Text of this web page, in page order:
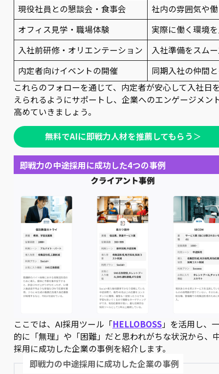
現役社員との懇談会・食事会
社内の雰囲気や
オフィス見学・職場体験
実際に働く環境
入社前研修・オリエンテーション
入社準備をスム
内定者向けイベントの開催
同期入社の仲間
これらのフォローを通じて、内定者が安心して入社日
えられるようにサポートし、企業へのエンゲージメン
高めていきましょう。
無料でAIに即戦力人材を推薦してもらう ＞
即戦力の中途採用に成功した4つの事例
ここでは、AI採用ツール「HELLOBOSS」を活用し、
的に「無理」や「困難」だと思われがちな状況から、
採用に成功した企業の事例を紹介します。
即戦力の中途採用に成功した企業の事例